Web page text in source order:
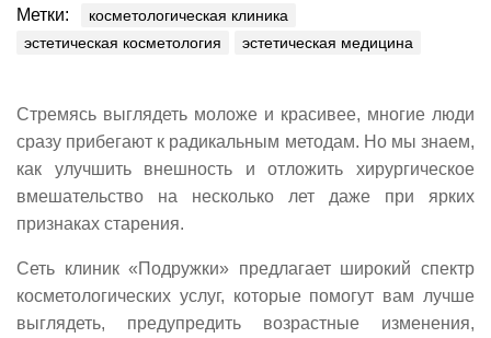
Метки:
косметологическая клиника
эстетическая косметология
эстетическая медицина
Стремясь выглядеть моложе и красивее, многие люди
сразу прибегают к радикальным методам. Но мы знаем,
как улучшить внешность и отложить хирургическое
вмешательство на несколько лет даже при ярких
признаках старения.
Сеть клиник «Подружки» предлагает широкий спектр
косметологических услуг, которые помогут вам лучше
выглядеть, предупредить возрастные изменения,